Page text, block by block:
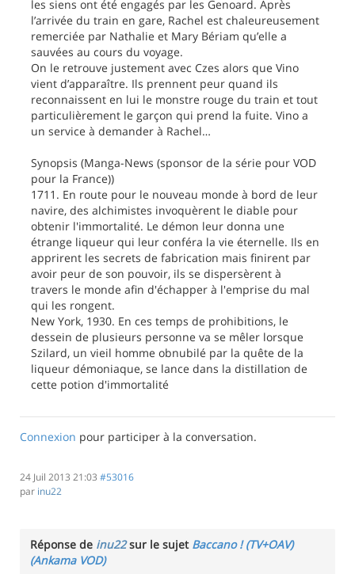
les siens ont été engagés par les Genoard. Après
l’arrivée du train en gare, Rachel est chaleureusement
remerciée par Nathalie et Mary Bériam qu’elle a
sauvées au cours du voyage.
On le retrouve justement avec Czes alors que Vino
vient d’apparaître. Ils prennent peur quand ils
reconnaissent en lui le monstre rouge du train et tout
particulièrement le garçon qui prend la fuite. Vino a
un service à demander à Rachel…
Synopsis (Manga-News (sponsor de la série pour VOD
pour la France))
1711. En route pour le nouveau monde à bord de leur
navire, des alchimistes invoquèrent le diable pour
obtenir l'immortalité. Le démon leur donna une
étrange liqueur qui leur conféra la vie éternelle. Ils en
apprirent les secrets de fabrication mais finirent par
avoir peur de son pouvoir, ils se dispersèrent à
travers le monde afin d'échapper à l'emprise du mal
qui les rongent.
New York, 1930. En ces temps de prohibitions, le
dessein de plusieurs personne va se mêler lorsque
Szilard, un vieil homme obnubilé par la quête de la
liqueur démoniaque, se lance dans la distillation de
cette potion d'immortalité
Connexion pour participer à la conversation.
24 Juil 2013 21:03 #53016
par inu22
Réponse de inu22sur le sujet Baccano ! (TV+OAV)
(Ankama VOD)